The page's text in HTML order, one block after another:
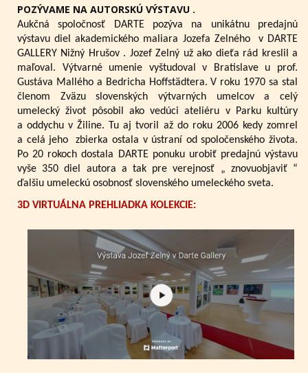
POZÝVAME NA AUTORSKÚ VÝSTAVU .
Aukčná spoločnosť DARTE pozýva na unikátnu predajnú
výstavu diel akademického maliara Jozefa Zelného
v DARTE
GALLERY Nižný Hrušov . Jozef Zelný už ako dieťa rád kreslil a
maľoval. Výtvarné umenie vyštudoval v Bratislave u prof.
Gustáva Mallého a Bedricha Hoffstädtera. V roku 1970 sa stal
členom Zväzu slovenských výtvarných umelcov a celý
umelecký život pôsobil ako vedúci ateliéru v Parku kultúry
a oddychu v Žiline. Tu aj tvoril až do roku 2006 kedy zomrel
a celá jeho zbierka ostala v ústraní od spoločenského života.
Po 20 rokoch dostala DARTE ponuku urobiť predajnú výstavu
vyše 350 diel autora a tak pre verejnosť „ znovuobjaviť “
ďalšiu umeleckú osobnosť slovenského umeleckého sveta.
3D VIRTUÁLNA PREHLIADKA KOLEKCIE: